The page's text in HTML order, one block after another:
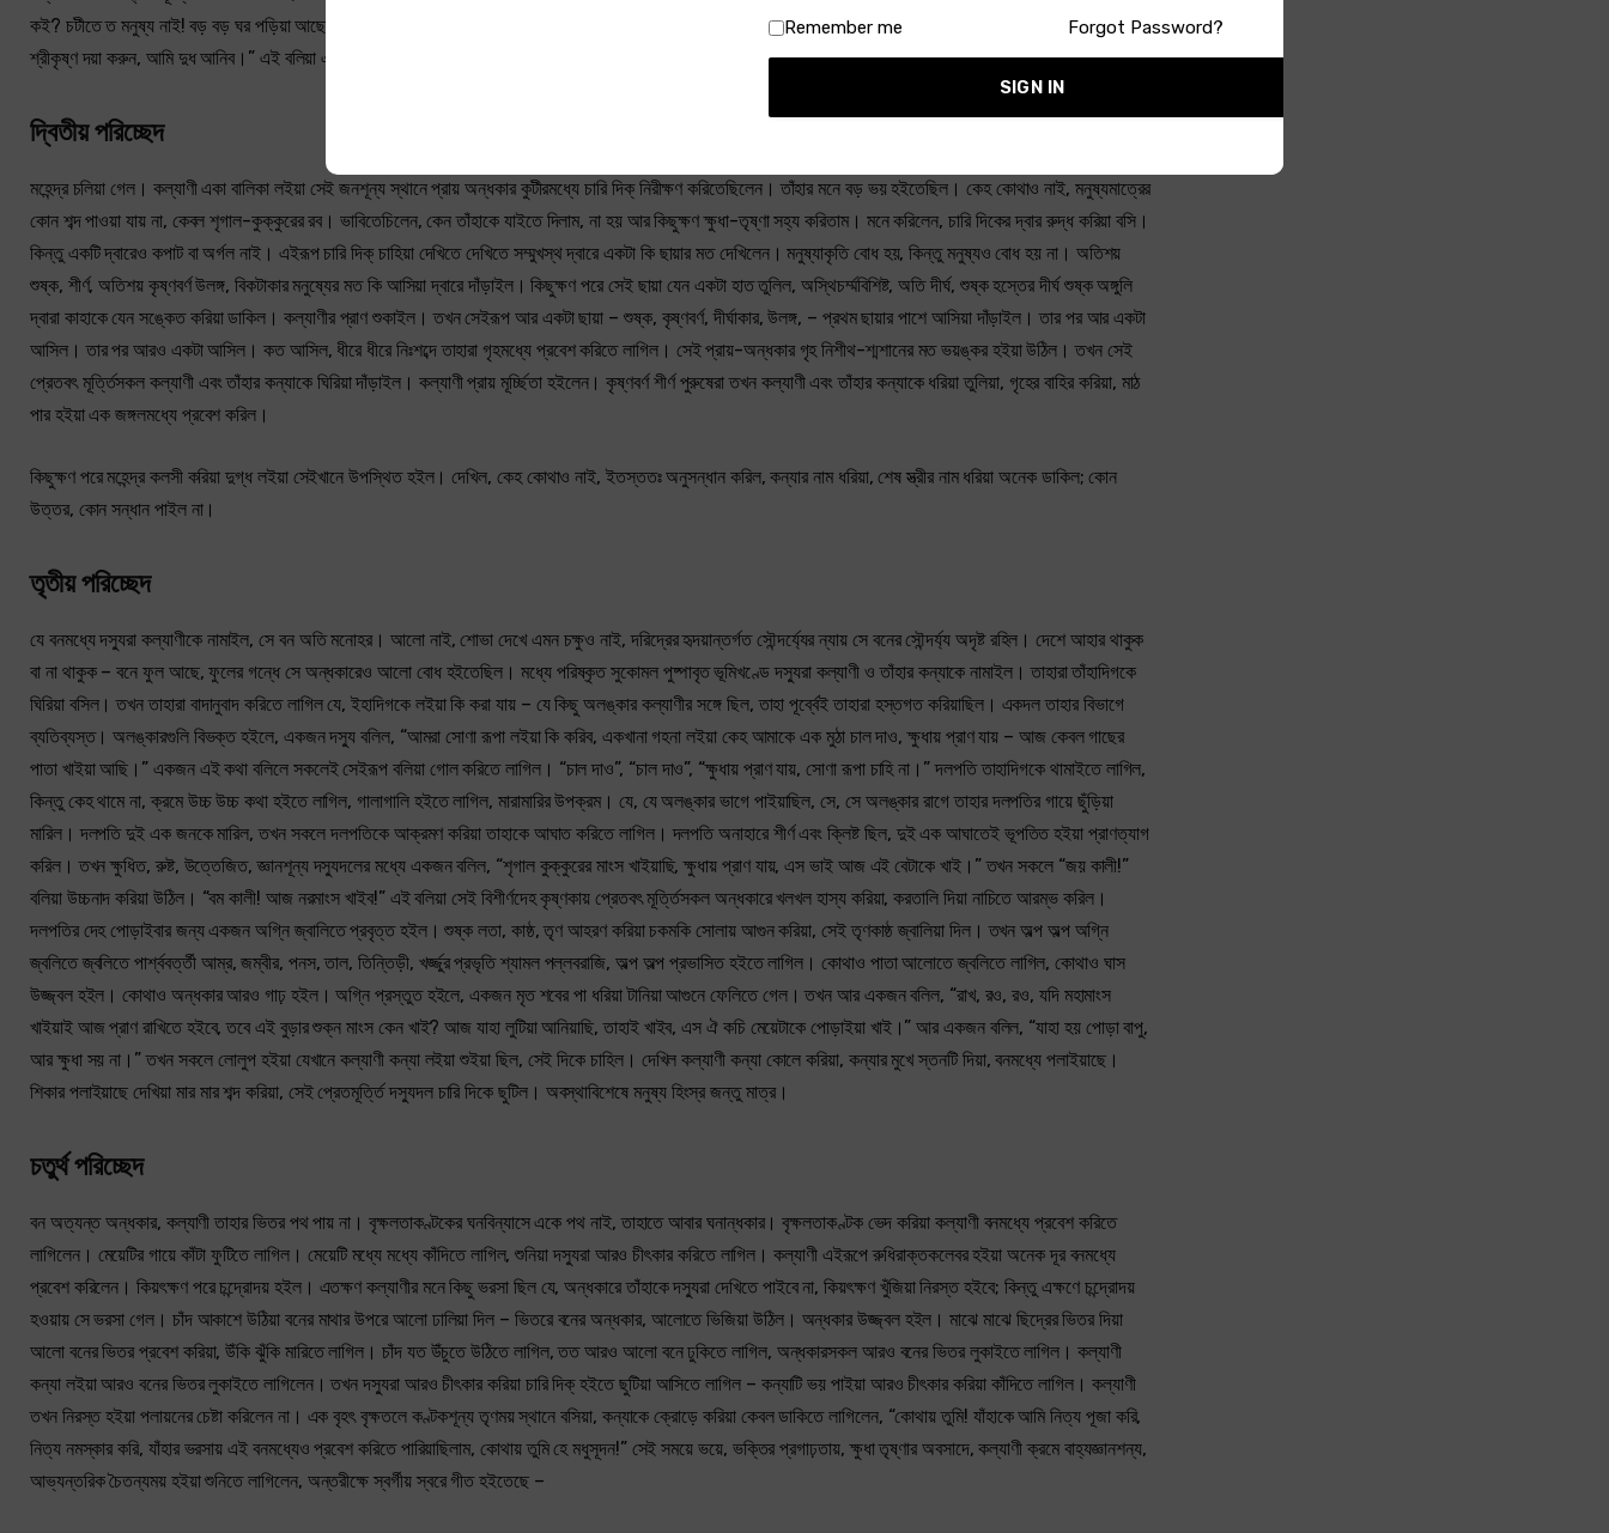
কই? চটীতে ত মনুষ্য নাই! বড় বড় ঘর পড়িয়া আছে, মানুষ সকল পলাইয়াছে। মহেন্দ্র ইতস্ততঃ নিরীক্ষণ করিয়া স্ত্রী কল্যাণীকে বলিলেন, “তুমি একটু সাহস করিয়া একা থাক, দেশে যদি গাই থাকে,
শ্রীকৃষ্ণ দয়া করুন, আমি দুধ আনিব।” এই বলিয়া একটা মাটির কলসী হাতে করিয়া মহেন্দ্র নিষ্ক্রান্ত হইলেন। কলসী অনেক পড়িয়া ছিল।
দ্বিতীয় পরিচ্ছেদ
মহেন্দ্র চলিয়া গেল। কল্যাণী একা বালিকা লইয়া সেই জনশূন্য স্থানে প্রায় অন্ধকার কুটীরমধ্যে চারি দিক্‌ নিরীক্ষণ করিতেছিলেন। তাঁহার মনে বড় ভয় হইতেছিল। কেহ কোথাও নাই, মনুষ্যমাত্রের
কোন শব্দ পাওয়া যায় না, কেবল শৃগাল-কুক্কুরের রব। ভাবিতেচিলেন, কেন তাঁহাকে যাইতে দিলাম, না হয় আর কিছুক্ষণ ক্ষুধা-তৃষ্ণা সহ্য করিতাম। মনে করিলেন, চারি দিকের দ্বার রুদ্ধ করিয়া বসি।
কিন্তু একটি দ্বারেও কপাট বা অর্গল নাই। এইরূপ চারি দিক্‌ চাহিয়া দেখিতে দেখিতে সম্মুখস্থ দ্বারে একটা কি ছায়ার মত দেখিলেন। মনুষ্যাকৃতি বোধ হয়, কিন্তু মনুষ্যও বোধ হয় না। অতিশয়
শুষ্ক, শীর্ণ, অতিশয় কৃষ্ণবর্ণ উলঙ্গ, বিকটাকার মনুষ্যের মত কি আসিয়া দ্বারে দাঁড়াইল। কিছুক্ষণ পরে সেই ছায়া যেন একটা হাত তুলিল, অস্থিচর্ম্মবিশিষ্ট, অতি দীর্ঘ, শুষ্ক হস্তের দীর্ঘ শুষ্ক অঙ্গুলি
দ্বারা কাহাকে যেন সঙ্কেত করিয়া ডাকিল। কল্যাণীর প্রাণ শুকাইল। তখন সেইরূপ আর একটা ছায়া – শুষ্ক, কৃষ্ণবর্ণ, দীর্ঘাকার, উলঙ্গ, – প্রথম ছায়ার পাশে আসিয়া দাঁড়াইল। তার পর আর একটা
আসিল। তার পর আরও একটা আসিল। কত আসিল, ধীরে ধীরে নিঃশব্দে তাহারা গৃহমধ্যে প্রবেশ করিতে লাগিল। সেই প্রায়-অন্ধকার গৃহ নিশীথ-শ্মশানের মত ভয়ঙ্কর হইয়া উঠিল। তখন সেই
প্রেতবৎ মূর্ত্তিসকল কল্যাণী এবং তাঁহার কন্যাকে ঘিরিয়া দাঁড়াইল। কল্যাণী প্রায় মূর্চ্ছিতা হইলেন। কৃষ্ণবর্ণ শীর্ণ পুরুষেরা তখন কল্যাণী এবং তাঁহার কন্যাকে ধরিয়া তুলিয়া, গৃহের বাহির করিয়া, মাঠ
পার হইয়া এক জঙ্গলমধ্যে প্রবেশ করিল।
কিছুক্ষণ পরে মহেন্দ্র কলসী করিয়া দুগ্ধ লইয়া সেইখানে উপস্থিত হইল। দেখিল, কেহ কোথাও নাই, ইতস্ততঃ অনুসন্ধান করিল, কন্যার নাম ধরিয়া, শেষ স্ত্রীর নাম ধরিয়া অনেক ডাকিল; কোন
উত্তর, কোন সন্ধান পাইল না।
তৃতীয় পরিচ্ছেদ
যে বনমধ্যে দস্যুরা কল্যাণীকে নামাইল, সে বন অতি মনোহর। আলো নাই, শোভা দেখে এমন চক্ষুও নাই, দরিদ্রের হৃদয়ান্তর্গত সৌন্দর্য্যের ন্যায় সে বনের সৌন্দর্য্য অদৃষ্ট রহিল। দেশে আহার থাকুক
বা না থাকুক – বনে ফুল আছে, ফুলের গন্ধে সে অন্ধকারেও আলো বোধ হইতেছিল। মধ্যে পরিষ্কৃত সুকোমল পুষ্পাবৃত ভূমিখণ্ডে দস্যুরা কল্যাণী ও তাঁহার কন্যাকে নামাইল। তাহারা তাঁহাদিগকে
ঘিরিয়া বসিল। তখন তাহারা বাদানুবাদ করিতে লাগিল যে, ইহাদিগকে লইয়া কি করা যায় – যে কিছু অলঙ্কার কল্যাণীর সঙ্গে ছিল, তাহা পূর্ব্বেই তাহারা হস্তগত করিয়াছিল। একদল তাহার বিভাগে
ব্যতিব্যস্ত। অলঙ্কারগুলি বিভক্ত হইলে, একজন দস্যু বলিল, “আমরা সোণা রূপা লইয়া কি করিব, একখানা গহনা লইয়া কেহ আমাকে এক মুঠা চাল দাও, ক্ষুধায় প্রাণ যায় – আজ কেবল গাছের
পাতা খাইয়া আছি।” একজন এই কথা বলিলে সকলেই সেইরূপ বলিয়া গোল করিতে লাগিল। “চাল দাও”, “চাল দাও”, “ক্ষুধায় প্রাণ যায়, সোণা রূপা চাহি না।” দলপতি তাহাদিগকে থামাইতে লাগিল,
কিন্তু কেহ থামে না, ক্রমে উচ্চ উচ্চ কথা হইতে লাগিল, গালাগালি হইতে লাগিল, মারামারির উপক্রম। যে, যে অলঙ্কার ভাগে পাইয়াছিল, সে, সে অলঙ্কার রাগে তাহার দলপতির গায়ে ছুঁড়িয়া
মারিল। দলপতি দুই এক জনকে মারিল, তখন সকলে দলপতিকে আক্রমণ করিয়া তাহাকে আঘাত করিতে লাগিল। দলপতি অনাহারে শীর্ণ এবং ক্লিষ্ট ছিল, দুই এক আঘাতেই ভূপতিত হইয়া প্রাণত্যাগ
করিল। তখন ক্ষুধিত, রুষ্ট, উত্তেজিত, জ্ঞানশূন্য দস্যুদলের মধ্যে একজন বলিল, “শৃগাল কুক্কুরের মাংস খাইয়াছি, ক্ষুধায় প্রাণ যায়, এস ভাই আজ এই বেটাকে খাই।” তখন সকলে “জয় কালী!”
বলিয়া উচ্চনাদ করিয়া উঠিল। “বম কালী! আজ নরমাংস খাইব!” এই বলিয়া সেই বিশীর্ণদেহ কৃষ্ণকায় প্রেতবৎ মূর্ত্তিসকল অন্ধকারে খলখল হাস্য করিয়া, করতালি দিয়া নাচিতে আরম্ভ করিল।
দলপতির দেহ পোড়াইবার জন্য একজন অগ্নি জ্বালিতে প্রবৃত্ত হইল। শুষ্ক লতা, কাষ্ঠ, তৃণ আহরণ করিয়া চকমকি সোলায় আগুন করিয়া, সেই তৃণকাষ্ঠ জ্বালিয়া দিল। তখন অল্প অল্প অগ্নি
জ্বলিতে জ্বলিতে পার্শ্ববর্ত্তী আম্র, জম্বীর, পনস, তাল, তিন্তিড়ী, খর্জ্জুর প্রভৃতি শ্যামল পল্লবরাজি, অল্প অল্প প্রভাসিত হইতে লাগিল। কোথাও পাতা আলোতে জ্বলিতে লাগিল, কোথাও ঘাস
উজ্জ্বল হইল। কোথাও অন্ধকার আরও গাঢ় হইল। অগ্নি প্রস্তুত হইলে, একজন মৃত শবের পা ধরিয়া টানিয়া আগুনে ফেলিতে গেল। তখন আর একজন বলিল, “রাখ, রও, রও, যদি মহামাংস
খাইয়াই আজ প্রাণ রাখিতে হইবে, তবে এই বুড়ার শুক্‌ন মাংস কেন খাই? আজ যাহা লুটিয়া আনিয়াছি, তাহাই খাইব, এস ঐ কচি মেয়েটাকে পোড়াইয়া খাই।” আর একজন বলিল, “যাহা হয় পোড়া বাপু,
আর ক্ষুধা সয় না।” তখন সকলে লোলুপ হইয়া যেখানে কল্যাণী কন্যা লইয়া শুইয়া ছিল, সেই দিকে চাহিল। দেখিল কল্যাণী কন্যা কোলে করিয়া, কন্যার মুখে স্তনটি দিয়া, বনমধ্যে পলাইয়াছে।
শিকার পলাইয়াছে দেখিয়া মার মার শব্দ করিয়া, সেই প্রেতমূর্ত্তি দস্যুদল চারি দিকে ছুটিল। অবস্থাবিশেষে মনুষ্য হিংস্র জন্তু মাত্র।
চতুর্থ পরিচ্ছেদ
বন অত্যন্ত অন্ধকার, কল্যাণী তাহার ভিতর পথ পায় না। বৃক্ষলতাকণ্টকের ঘনবিন্যাসে একে পথ নাই, তাহাতে আবার ঘনান্ধকার। বৃক্ষলতাকণ্টক ভেদ করিয়া কল্যাণী বনমধ্যে প্রবেশ করিতে
লাগিলেন। মেয়েটির গায়ে কাঁটা ফুটিতে লাগিল। মেয়েটি মধ্যে মধ্যে কাঁদিতে লাগিল, শুনিয়া দস্যুরা আরও চীৎকার করিতে লাগিল। কল্যাণী এইরূপে রুধিরাক্তকলেবর হইয়া অনেক দূর বনমধ্যে
প্রবেশ করিলেন। কিয়ৎক্ষণ পরে চন্দ্রোদয় হইল। এতক্ষণ কল্যাণীর মনে কিছু ভরসা ছিল যে, অন্ধকারে তাঁহাকে দস্যুরা দেখিতে পাইবে না, কিয়ৎক্ষণ খুঁজিয়া নিরস্ত হইবে; কিন্তু এক্ষণে চন্দ্রোদয়
হওয়ায় সে ভরসা গেল। চাঁদ আকাশে উঠিয়া বনের মাথার উপরে আলো ঢালিয়া দিল – ভিতরে বনের অন্ধকার, আলোতে ভিজিয়া উঠিল। অন্ধকার উজ্জ্বল হইল। মাঝে মাঝে ছিদ্রের ভিতর দিয়া
আলো বনের ভিতর প্রবেশ করিয়া, উঁকি ঝুঁকি মারিতে লাগিল। চাঁদ যত উঁচুতে উঠিতে লাগিল, তত আরও আলো বনে ঢুকিতে লাগিল, অন্ধকারসকল আরও বনের ভিতর লুকাইতে লাগিল। কল্যাণী
কন্যা লইয়া আরও বনের ভিতর লুকাইতে লাগিলেন। তখন দস্যুরা আরও চীৎকার করিয়া চারি দিক্‌ হইতে ছুটিয়া আসিতে লাগিল – কন্যাটি ভয় পাইয়া আরও চীৎকার করিয়া কাঁদিতে লাগিল। কল্যাণী
তখন নিরস্ত হইয়া পলায়নের চেষ্টা করিলেন না। এক বৃহৎ বৃক্ষতলে কণ্টকশূন্য তৃণময় স্থানে বসিয়া, কন্যাকে ক্রোড়ে করিয়া কেবল ডাকিতে লাগিলেন, “কোথায় তুমি! যাঁহাকে আমি নিত্য পূজা করি,
নিত্য নমস্কার করি, যাঁহার ভরসায় এই বনমধ্যেও প্রবেশ করিতে পারিয়াছিলাম, কোথায় তুমি হে মধুসূদন!” সেই সময়ে ভয়ে, ভক্তির প্রগাঢ়তায়, ক্ষুধা তৃষ্ণার অবসাদে, কল্যাণী ক্রমে বাহ্যজ্ঞানশন্য,
আভ্যন্তরিক চৈতন্যময় হইয়া শুনিতে লাগিলেন, অন্তরীক্ষে স্বর্গীয় স্বরে গীত হইতেছে –
Remember me Forgot Password?
SIGN IN